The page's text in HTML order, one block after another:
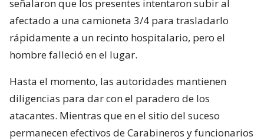
señalaron que los presentes intentaron subir al
afectado a una camioneta 3/4 para trasladarlo
rápidamente a un recinto hospitalario, pero el
hombre falleció en el lugar.
Hasta el momento, las autoridades mantienen
diligencias para dar con el paradero de los
atacantes. Mientras que en el sitio del suceso
permanecen efectivos de Carabineros y funcionarios